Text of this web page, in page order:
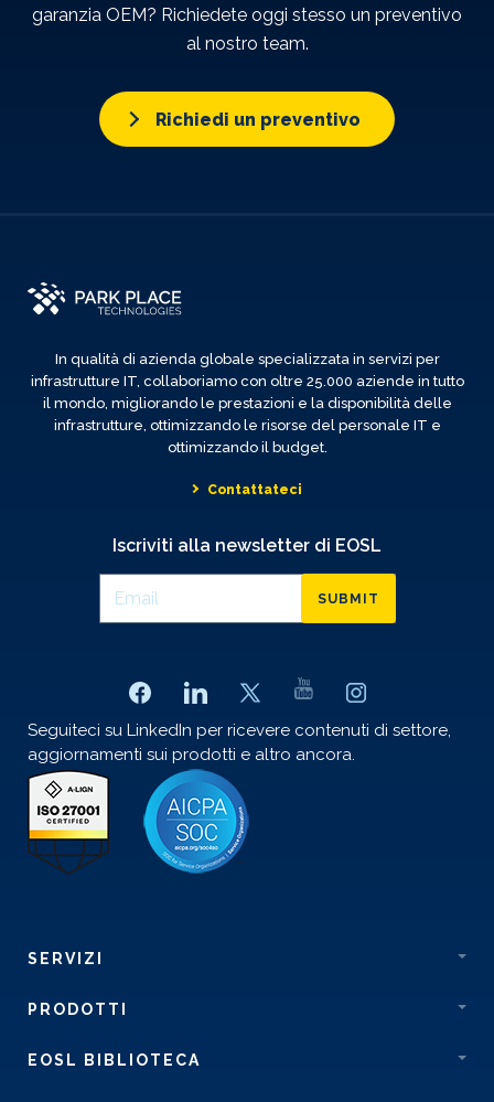
garanzia OEM? Richiedete oggi stesso un preventivo
al nostro team.
Richiedi un preventivo
In qualità di azienda globale specializzata in servizi per
infrastrutture IT, collaboriamo con oltre 25.000 aziende in tutto
il mondo, migliorando le prestazioni e la disponibilità delle
infrastrutture, ottimizzando le risorse del personale IT e
ottimizzando il budget.
Contattateci
Iscriviti alla newsletter di EOSL
SUBMIT
Seguiteci su LinkedIn per ricevere contenuti di settore,
aggiornamenti sui prodotti e altro ancora.
SERVIZI
PRODOTTI
EOSL BIBLIOTECA